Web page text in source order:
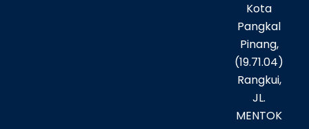
Kota
Pangkal
Pinang,
(19.71.04)
Rangkui,
JL.
MENTOK